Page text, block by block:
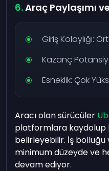
Araç Paylaşımı
Giriş Kolaylığı:
Kazanç
Esneklik: Çok
Aracı olan sürücüler
platformlara kaydolup
belirleyebilir. İş
minimum düzeyde ve
devam ediyor.